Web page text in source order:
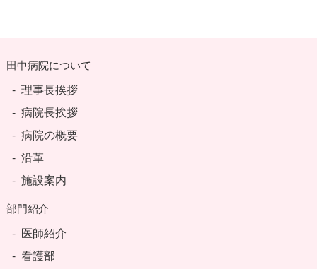
田中病院について
理事長挨拶
病院長挨拶
病院の概要
沿革
施設案内
部門紹介
医師紹介
看護部